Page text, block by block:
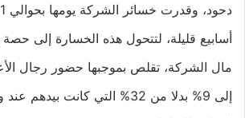
أسابيع قليلة، لتتحول هذه الخسارة إلى
مال الشركة، تقلص بموجبها حضور رجال
إلى 9% بدلا من 32% التي كانت